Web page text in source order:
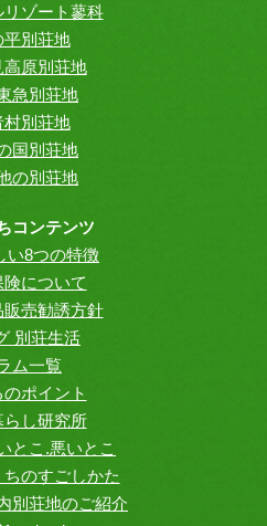
リゾート蓼科
平別荘地
高原別荘地
急別荘地
村別荘地
国別荘地
の別荘地
コンテンツ
い8つの特徴
険について
売勧誘方針
別荘生活
ム一覧
ポイント
らし研究所
とこ.悪いとこ
のすごしかた
別荘地のご紹介